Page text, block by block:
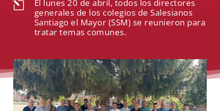
l
El lunes 20 de abril, todos los directores
generales de los colegios de Salesianos
Santiago el Mayor (SSM) se reunieron para
tratar temas comunes.